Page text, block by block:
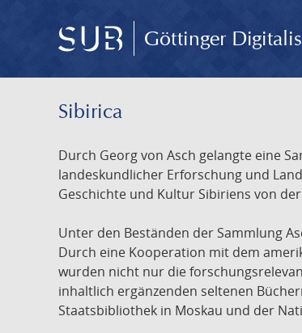
Göttinger
Sibirica
Durch Georg von Asch gelangte eine
landeskundlicher Erforschung und
Geschichte und Kultur Sibiriens von
Unter den Beständen der Sammlung
Durch eine Kooperation mit dem
wurden nicht nur die
inhaltlich ergänzenden seltenen
Staatsbibliothek in Moskau und der